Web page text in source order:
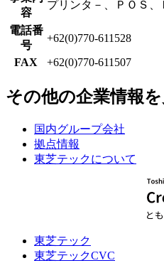
容
プリンタ－、ＰＯＳ
電話番
号
+62(0)770-611528
FAX
+62(0)770-611507
その他の企業情報
国内グループ会社
拠点情報
東芝テックについて
東芝テック
東芝テックCVC